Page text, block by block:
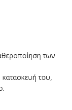
των
κατασκευή του,